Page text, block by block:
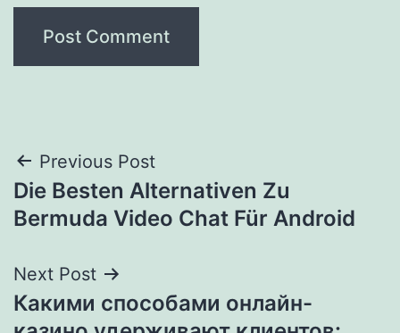
Post
navigation
Previous Post
Die Besten Alternativen Zu
Bermuda Video Chat Für Android
Next Post
Какими способами онлайн-